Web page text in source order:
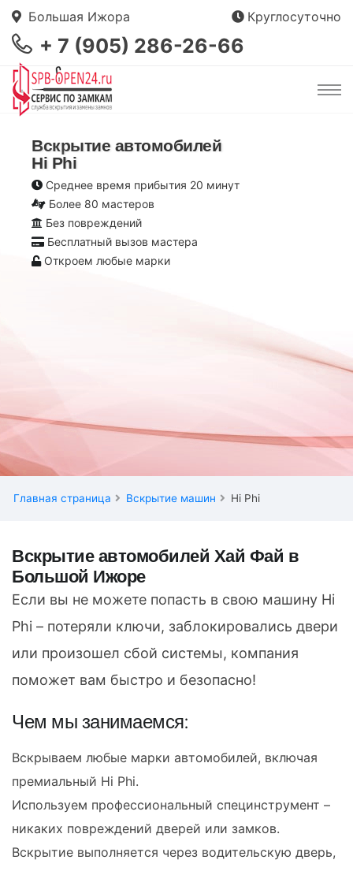
Большая Ижора Круглосуточно
+ 7 (905) 286-26-66
Вскрытие автомобилей
Hi Phi
Среднее время прибытия 20 минут
Более 80 мастеров
Без повреждений
Бесплатный вызов мастера
Откроем любые марки
Главная страница Вскрытие машин Hi Phi
Вскрытие автомобилей Хай Фай в
Большой Ижоре
Если вы не можете попасть в свою машину Hi
Phi – потеряли ключи, заблокировались двери
или произошел сбой системы, компания
поможет вам быстро и безопасно!
Чем мы занимаемся:
Вскрываем любые марки автомобилей, включая
премиальный Hi Phi.
Используем профессиональный специнструмент –
никаких повреждений дверей или замков.
Вскрытие выполняется через водительскую дверь,